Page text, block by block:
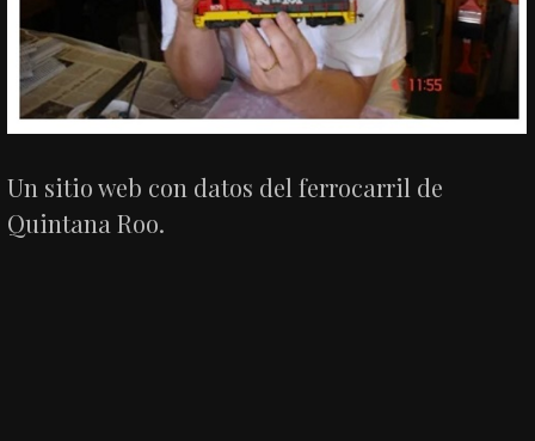
Un sitio web con datos del ferrocarril de
Quintana Roo.